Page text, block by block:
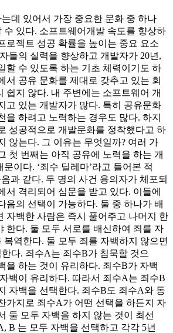
데 있어서 가장 중요한 문화 중 하나
수 있다. 소프트웨어개발 속도를 향상하
로젝트 성공 확률을 높이는 중요 요소
들의 실력을 향상하고 개발자가 20년,
할 수 있도록 하는 기초 체력이기도 하
서 공유 문화를 제대로 갖추고 있는 회
쉽지 않다. 내 주변에는 소프트웨어 개
고 있는 개발자가 많다. 특히 공유문화
을 하려고 노력하는 경우도 많다. 하지
성공적으로 개발문화를 정착했다고 하
않는다. 그 이유는 무엇일까? 여러 가
첫 번째는 아직 공유에 노력을 하는 개
이다. ‘죄수 딜레마’라고 들어본 적
과 같다. 두 명의 사건 용의자가 체포되
서 격리되어 심문을 받고 있다. 이들에
음의 선택이 가능하다. 둘 중 하나가 배
자백한 사람은 즉시 풀어주고 나머지 한
한다. 둘 모두 서로를 배신하여 죄를 자
복역한다. 둘 모두 죄를 자백하지 않으면
다. 죄수A는 죄수B가 침묵할 것으
을 하는 것이 유리하다. 죄수B가 자백
백이 유리하다. 따라서 죄수A는 죄수B
자백을 선택한다. 죄수B도 죄수A와 동
가지로 죄수A가 어떤 선택을 하든지 자
둘 모두 자백을 하지 않는 것이 최선
B 는 모두 자백을 선택하고 각각 5년